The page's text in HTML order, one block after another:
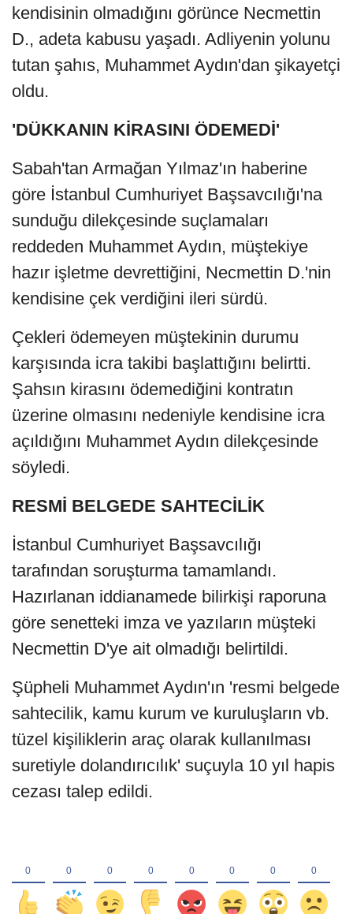
kendisinin olmadığını görünce Necmettin
D., adeta kabusu yaşadı. Adliyenin yolunu
tutan şahıs, Muhammet Aydın'dan şikayetçi
oldu.
'DÜKKANIN KİRASINI ÖDEMEDİ'
Sabah'tan Armağan Yılmaz'ın haberine
göre İstanbul Cumhuriyet Başsavcılığı'na
sunduğu dilekçesinde suçlamaları
reddeden Muhammet Aydın, müştekiye
hazır işletme devrettiğini, Necmettin D.'nin
kendisine çek verdiğini ileri sürdü.
Çekleri ödemeyen müştekinin durumu
karşısında icra takibi başlattığını belirtti.
Şahsın kirasını ödemediğini kontratın
üzerine olmasını nedeniyle kendisine icra
açıldığını Muhammet Aydın dilekçesinde
söyledi.
RESMİ BELGEDE SAHTECİLİK
İstanbul Cumhuriyet Başsavcılığı
tarafından soruşturma tamamlandı.
Hazırlanan iddianamede bilirkişi raporuna
göre senetteki imza ve yazıların müşteki
Necmettin D'ye ait olmadığı belirtildi.
Şüpheli Muhammet Aydın'ın 'resmi belgede
sahtecilik, kamu kurum ve kuruluşların vb.
tüzel kişiliklerin araç olarak kullanılması
suretiyle dolandırıcılık' suçuyla 10 yıl hapis
cezası talep edildi.